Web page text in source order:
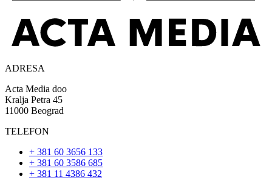
ADRESA
Acta Media doo
Kralja Petra 45
11000 Beograd
TELEFON
+ 381 60 3656 133
+ 381 60 3586 685
+ 381 11 4386 432